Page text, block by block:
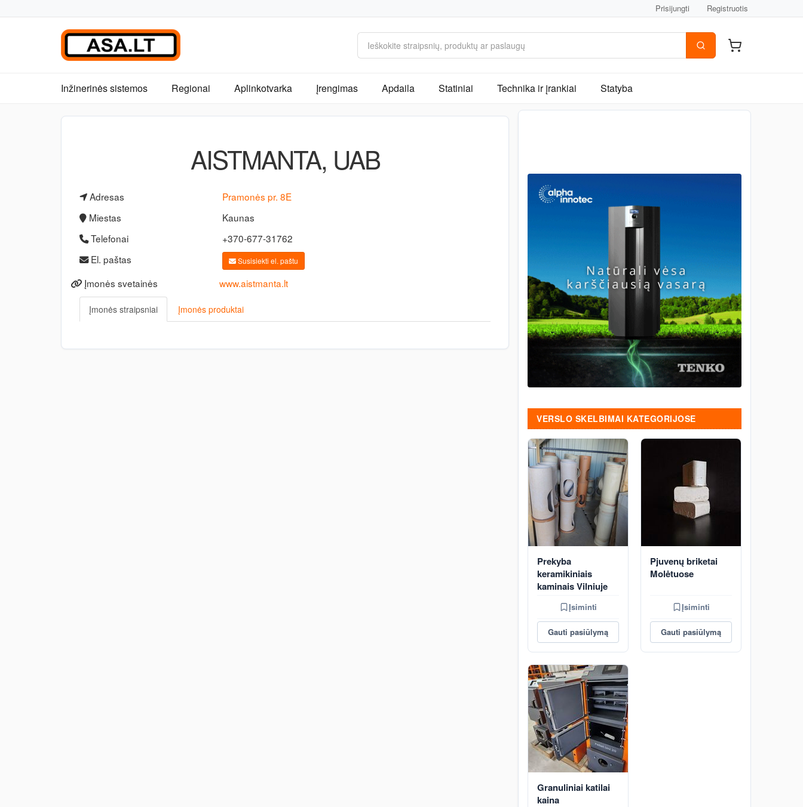
Prisijungti Registruotis
Inžinerinės sistemos Regionai Aplinkotvarka Įrengimas Apdaila Statiniai Technika ir įrankiai Statyba
AISTMANTA, UAB
Adresas
Pramonės pr. 8E
Miestas
Kaunas
Telefonai
+370-677-31762
El. paštas
Susisiekti el. paštu
Įmonės svetainės www.aistmanta.lt
Įmonės straipsniai Įmonės produktai
VERSLO SKELBIMAI KATEGORIJOSE
Prekyba
keramikiniais
kaminais Vilniuje
Įsiminti
Gauti pasiūlymą
Pjuvenų briketai
Molėtuose
Įsiminti
Gauti pasiūlymą
Granuliniai katilai
kaina